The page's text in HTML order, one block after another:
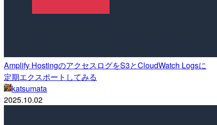
Amplify HostingのアクセスログをS3とCloudWatch Logsに
定期エクスポートしてみる
katsumata
2025.10.02